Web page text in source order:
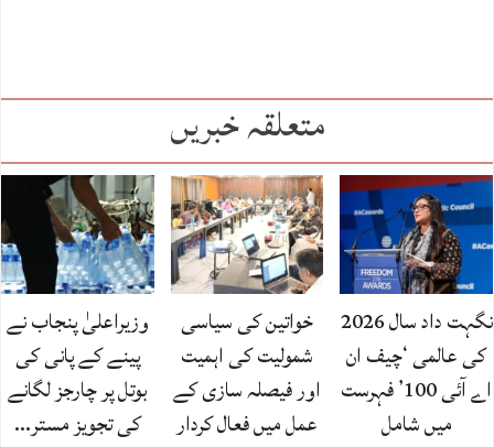
متعلقہ خبریں
نگہت داد سال 2026
کی عالمی ‘چیف ان
اے آئی 100’ فہرست
میں شامل
خواتین کی سیاسی
شمولیت کی اہمیت
اور فیصلہ سازی کے
عمل میں فعال کردار
وزیراعلیٰ پنجاب نے
پینے کے پانی کی
بوتل پر چارجز لگانے
کی تجویز مستر…